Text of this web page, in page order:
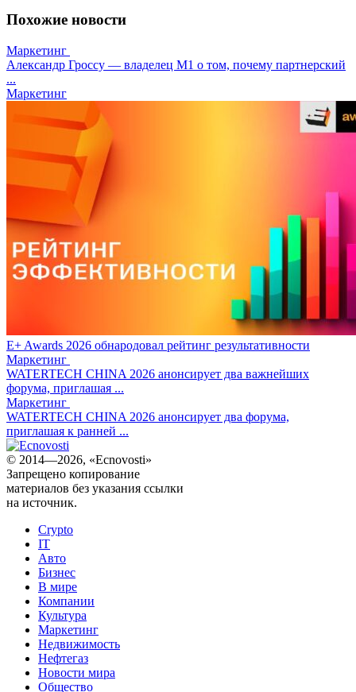
Похожие новости
Маркетинг
Александр Гроссу — владелец M1 о том, почему партнерский
...
Маркетинг
E+ Awards 2026 обнародовал рейтинг результативности
Маркетинг
WATERTECH CHINA 2026 анонсирует два важнейших
форума, приглашая ...
Маркетинг
WATERTECH CHINA 2026 анонсирует два форума,
приглашая к ранней ...
© 2014—2026, «Ecnovosti»
Запрещено копирование
материалов без указания ссылки
на источник.
Crypto
IT
Авто
Бизнес
В мире
Компании
Культура
Маркетинг
Недвижимость
Нефтегаз
Новости мира
Общество